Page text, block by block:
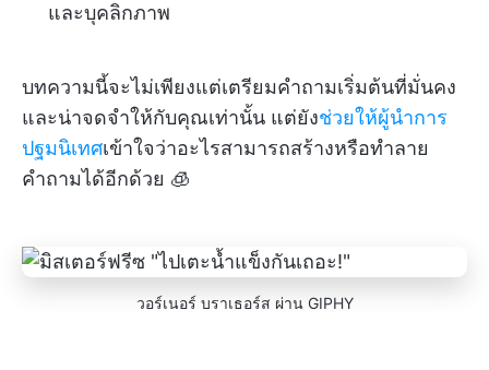
และบุคลิกภาพ
บทความนี้จะไม่เพียงแต่เตรียมคำถามเริ่มต้นที่มั่นคง
และน่าจดจำให้กับคุณเท่านั้น แต่ยังช่วยให้ผู้นำการ
ปฐมนิเทศเข้าใจว่าอะไรสามารถสร้างหรือทำลาย
คำถามได้อีกด้วย 🧊
วอร์เนอร์ บราเธอร์ส ผ่าน GIPHY